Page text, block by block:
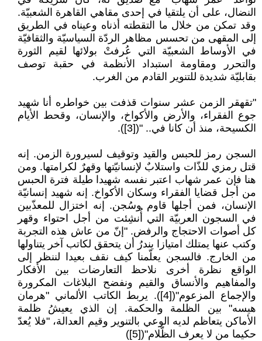
النضال، على أن يلتقيا في إحدى مقاهي القاهرة الشعبيّة.
وقد تمكن من خلال ما التقطته أذناه وعيناه في الطريق
إلى المقهى من تحسس مظاهر الردّة السياسيّة والثقافيّة
في الأوساط الشعبيّة التي عُرفتْ بولائها لقيم الثورة
والتحرر ومقاومة استبداد الأنظمة في حقبة توصف
بقابليّة شديدة للتنوير القادم من الغرب.
"تقهقر الزمن عشر سنوات قذفت بين خواطره أنا شهيد
جوع الفقراء، والأرض والأكواخ، والإنسان، وقحط الأيام
الكسيحة، منذ أن كانا في.. "([3]).
السجن رمز للحبس والقيد وتوقيف لسيرورة الزمن. إنه
قتل رمزي للذّات واستلابٌ لإنسانيّتها وقهرٌ لكرامتها. ومن
هنا فإن عمر شهاب اعتبر نفسه شهيدا طيلة فترة الحبس
من أجل قضايا الفقراء وسكان الأكواخ. إنه شهيد إنسانيّة
الإنسان، فمن أجلها قاوم وسُجن. إنه اختزال للمعذّبين
في السجون العربيّة التي أُنشِئت من أجل احتواء وقهر
كل أصوات الاحتجاج والرفض. "إنّ من عاش هذه التجربة
وكتب عنها يمتلك امتيازا يندرُ أن يتحقق لكاتب آخر يتناولها
من الخارج. فالسجن يعلّمنا كيف نقف بعيدا لننظر إلى
الواقع نظرة أخرى نلاحظ التعارضات بين الأفكار
والمفاهيم والأنساق والقيم ونفضح البلاغات المكرورة
والإجماع المزعوم"([4]). يربط الكاتب الألماني "هرمان
هيسه" بين الظلمة والحكمة. إن الذي يعيشُ ظلمة
الأماكن يتعاظم لديه الوعي بالتنوير وقيم العدالة، "فلا يُعدّ
حكيما من لا يعرف الظّلام"([5])